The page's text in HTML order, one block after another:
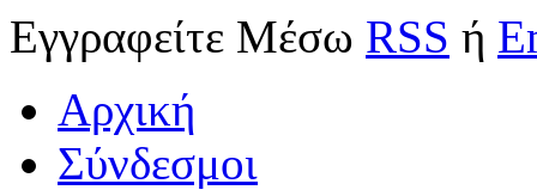
Εγγραφείτε Μέσω RSS ή
Αρχική
Σύνδεσμοι